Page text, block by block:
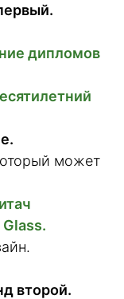
дипломов
может
второй.